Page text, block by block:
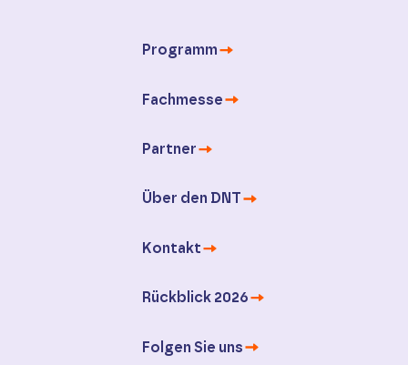
Programm
Fachmesse
Partner
Über den DNT
Kontakt
Rückblick 2026
Folgen Sie uns